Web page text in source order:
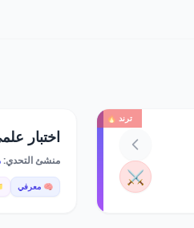
ترند 🔥
⚔️
اختبار
منشئ التحدي:
🧠 معرفي